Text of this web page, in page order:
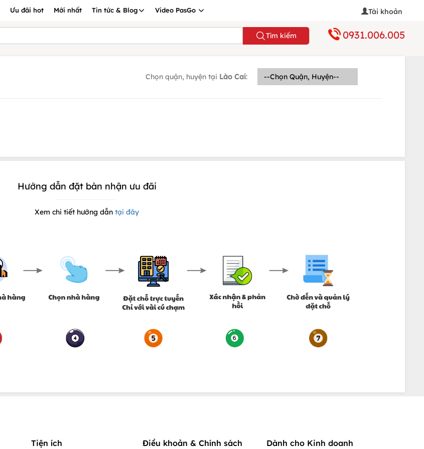
Ưu đãi hot Mới nhất Tin tức & Blog Video PasGo Tài khoản
Tìm kiếm 0931.006.005
Chọn quận, huyện tại Lào Cai:
Hướng dẫn đặt bàn nhận ưu đãi
Xem chi tiết hướng dẫn tại đây
Tiện ích Điều khoản & Chính sách Dành cho Kinh doanh